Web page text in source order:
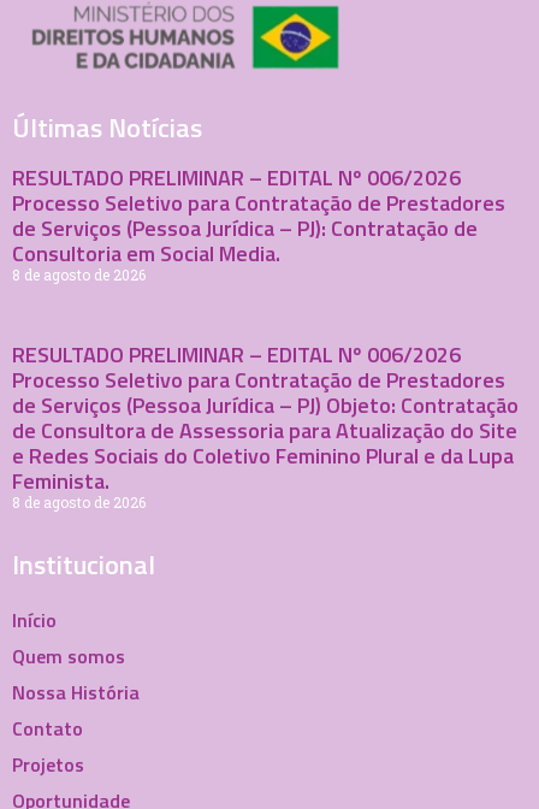
Últimas Notícias
RESULTADO PRELIMINAR – EDITAL Nº 006/2026
Processo Seletivo para Contratação de Prestadores
de Serviços (Pessoa Jurídica – PJ): Contratação de
Consultoria em Social Media.
8 de agosto de 2026
RESULTADO PRELIMINAR – EDITAL Nº 006/2026
Processo Seletivo para Contratação de Prestadores
de Serviços (Pessoa Jurídica – PJ) Objeto: Contratação
de Consultora de Assessoria para Atualização do Site
e Redes Sociais do Coletivo Feminino Plural e da Lupa
Feminista.
8 de agosto de 2026
Institucional
Início
Quem somos
Nossa História
Contato
Projetos
Oportunidade